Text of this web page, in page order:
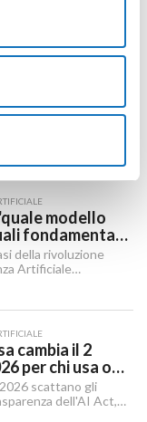
Sito Web senza
URL e
a HTTPS sono i
sui motori di
modello
fondamenta":
della rivoluzione
Artificiale
dobbiamo usare?".
cambia il 2
per chi usa o
scattano gli
dell'AI Act,